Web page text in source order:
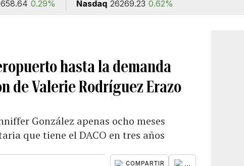
0.29% Nasdaq 26269.23 0.62%
hasta la demanda
de Valerie Rodríguez Erazo
González apenas ocho meses
que tiene el DACO en tres años
COMPARTIR ...